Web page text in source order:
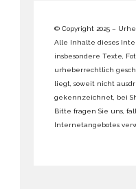
© Copyright 2025 –
Alle Inhalte dieses
insbesondere Texte,
urheberrechtlich
liegt, soweit nicht
gekennzeichnet, bei
Bitte fragen Sie uns,
Internetangebotes